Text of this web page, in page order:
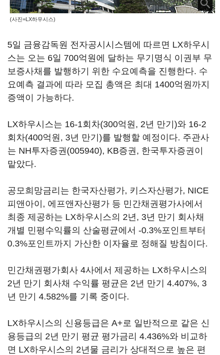
(사진=LX하우시스)
5일 금융감독원 전자공시시스템에 따르면 LX하우시
스는 오는 6일 700억원에 달하는 무기명식 이권부 무
보증사채를 발행하기 위한 수요예측을 진행한다. 수
요예측 결과에 따라 모집 총액은 최대 1400억원까지
증액이 가능하다.
LX하우시스는 16-1회차(300억원, 2년 만기)와 16-2
회차(400억원, 3년 만기)를 발행할 예정이다. 주관사
는 NH투자증권(005940), KB증권, 한국투자증권이
맡았다.
공모희망금리는 한국자산평가, 키스자산평가, NICE
피앤아이, 에프앤자산평가 등 민간채권평가사에서
최종 제공하는 LX하우시스의 2년, 3년 만기 회사채
개별 민평수익률의 산술평균에서 -0.3%포인트부터
0.3%포인트까지 가산한 이자율로 정해질 방침이다.
민간채권평가회사 4사에서 제공하는 LX하우시스의
2년 만기 회사채 수익률 평균은 2년 만기 4.407%, 3
년 만기 4.582%를 기록 중이다.
LX하우시스의 신용등급은 A+로 일반적으로 같은 신
용등급의 2년 만기 평균 평가금리 4.436%와 비교하
면 LX하우시스의 2년물 금리가 상대적으로 높은 편